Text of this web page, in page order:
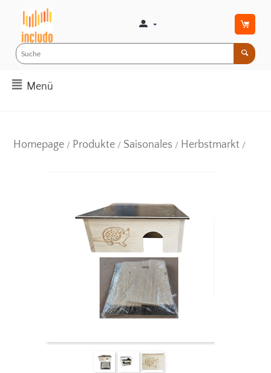
Menü
Homepage / Produkte / Saisonales / Herbstmarkt /